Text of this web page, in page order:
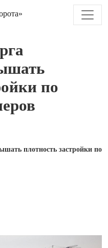
по
плотность застройки по